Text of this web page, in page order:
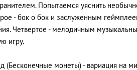
Попытаемся уяснить
- бок о бок и заслуженным
Четвертое - мелодичным
игру.
(Бесконечные монеты) - вариация на